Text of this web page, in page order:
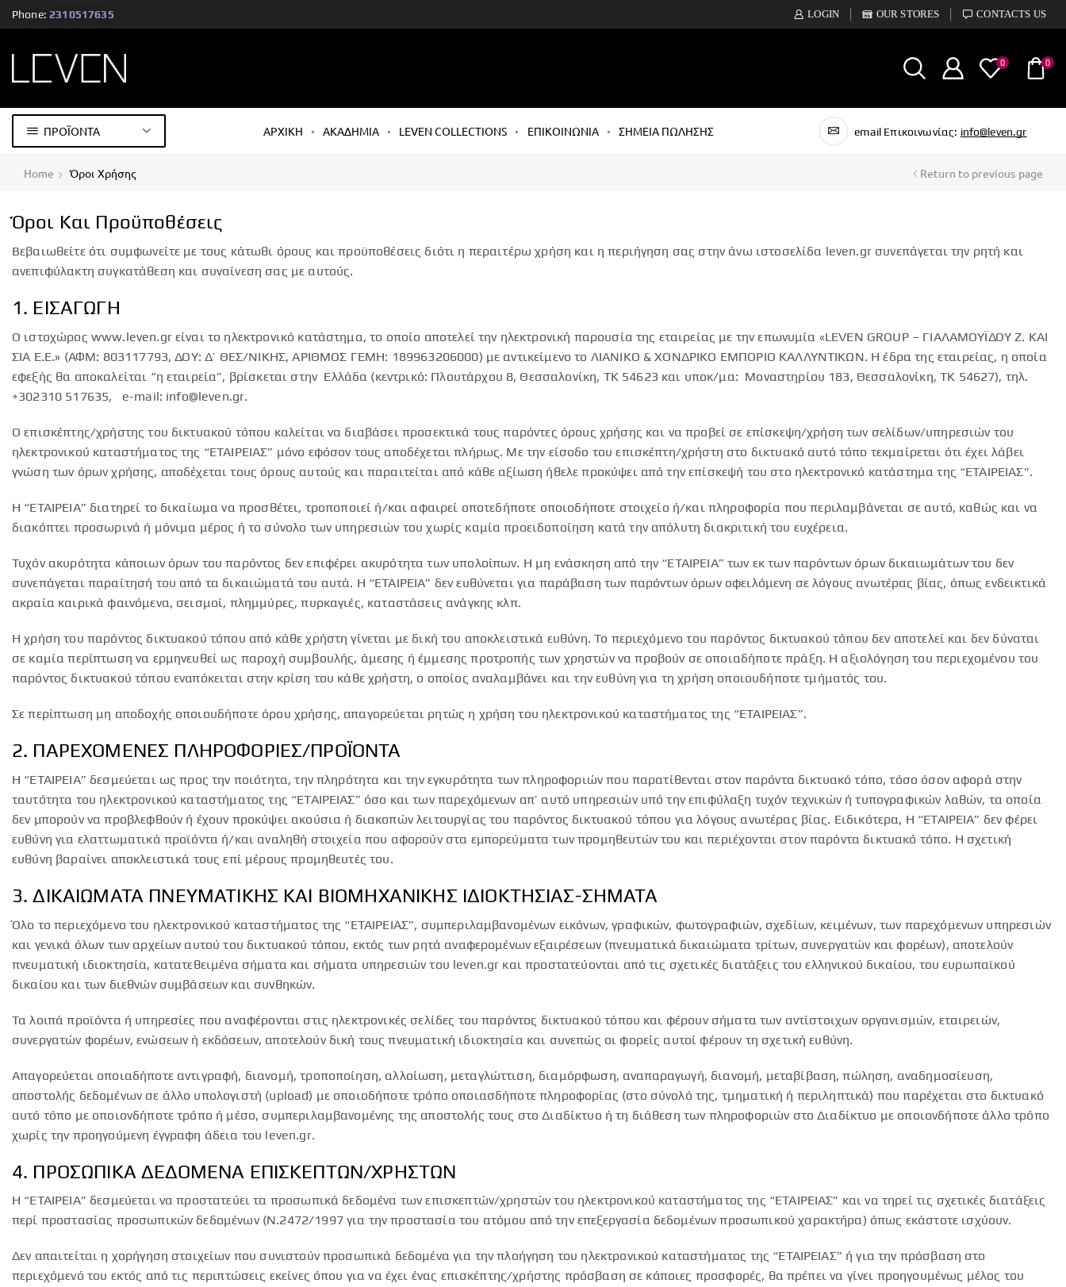
Phone: 2310517635 LOGIN OUR STORES CONTACTS US
0 0
ΠΡΟΪΟΝΤΑ ΑΡΧΙΚΗ ΑΚΑΔΗΜΙΑ LEVEN COLLECTIONS ΕΠΙΚΟΙΝΩΝΙΑ ΣΗΜΕΙΑ ΠΩΛΗΣΗΣ email Επικοινωνίας: info@leven.gr
Return to previous page
Home Όροι Χρήσης
Όροι Και Προϋποθέσεις
Βεβαιωθείτε ότι συμφωνείτε με τους κάτωθι όρους και προϋποθέσεις διότι η περαιτέρω χρήση και η περιήγηση σας στην άνω ιστοσελίδα leven.gr συνεπάγεται την ρητή και
ανεπιφύλακτη συγκατάθεση και συναίνεση σας με αυτούς.
1. ΕΙΣΑΓΩΓΗ
Ο ιστοχώρος www.leven.gr είναι το ηλεκτρονικό κατάστημα, το οποίο αποτελεί την ηλεκτρονική παρουσία της εταιρείας με την επωνυμία «LEVEN GROUP – ΓΙΑΛΑΜΟΥΪΔΟΥ Ζ. ΚΑΙ
ΣΙΑ Ε.Ε.» (ΑΦΜ: 803117793, ΔΟΥ: Δ’ ΘΕΣ/ΝΙΚΗΣ, ΑΡΙΘΜΟΣ ΓΕΜΗ: 189963206000) με αντικείμενο το ΛΙΑΝΙΚΟ & ΧΟΝΔΡΙΚΟ ΕΜΠΟΡΙΟ ΚΑΛΛΥΝΤΙΚΩΝ. Η έδρα της εταιρείας, η οποία
εφεξής θα αποκαλείται “η εταιρεία”, βρίσκεται στην Ελλάδα (κεντρικό: Πλουτάρχου 8, Θεσσαλονίκη, ΤΚ 54623 και υποκ/μα: Μοναστηρίου 183, Θεσσαλονίκη, ΤΚ 54627), τηλ.
+302310 517635,
e-mail: info@leven.gr.
Ο επισκέπτης/χρήστης του δικτυακού τόπου καλείται να διαβάσει προσεκτικά τους παρόντες όρους χρήσης και να προβεί σε επίσκεψη/χρήση των σελίδων/υπηρεσιών του
ηλεκτρονικού καταστήματος της “ΕΤΑΙΡΕΙΑΣ” μόνο εφόσον τους αποδέχεται πλήρως. Με την είσοδο του επισκέπτη/χρήστη στο δικτυακό αυτό τόπο τεκμαίρεται ότι έχει λάβει
γνώση των όρων χρήσης, αποδέχεται τους όρους αυτούς και παραιτείται από κάθε αξίωση ήθελε προκύψει από την επίσκεψή του στο ηλεκτρονικό κατάστημα της “ΕΤΑΙΡΕΙΑΣ”.
Η “ΕΤΑΙΡΕΙΑ” διατηρεί το δικαίωμα να προσθέτει, τροποποιεί ή/και αφαιρεί οποτεδήποτε οποιοδήποτε στοιχείο ή/και πληροφορία που περιλαμβάνεται σε αυτό, καθώς και να
διακόπτει προσωρινά ή μόνιμα μέρος ή το σύνολο των υπηρεσιών του χωρίς καμία προειδοποίηση κατά την απόλυτη διακριτική του ευχέρεια.
Τυχόν ακυρότητα κάποιων όρων του παρόντος δεν επιφέρει ακυρότητα των υπολοίπων. Η μη ενάσκηση από την “ΕΤΑΙΡΕΙΑ” των εκ των παρόντων όρων δικαιωμάτων του δεν
συνεπάγεται παραίτησή του από τα δικαιώματά του αυτά. Η “ΕΤΑΙΡΕΙΑ” δεν ευθύνεται για παράβαση των παρόντων όρων οφειλόμενη σε λόγους ανωτέρας βίας, όπως ενδεικτικά
ακραία καιρικά φαινόμενα, σεισμοί, πλημμύρες, πυρκαγιές, καταστάσεις ανάγκης κλπ.
Η χρήση του παρόντος δικτυακού τόπου από κάθε χρήστη γίνεται με δική του αποκλειστικά ευθύνη. Το περιεχόμενο του παρόντος δικτυακού τόπου δεν αποτελεί και δεν δύναται
σε καμία περίπτωση να ερμηνευθεί ως παροχή συμβουλής, άμεσης ή έμμεσης προτροπής των χρηστών να προβούν σε οποιαδήποτε πράξη. Η αξιολόγηση του περιεχομένου του
παρόντος δικτυακού τόπου εναπόκειται στην κρίση του κάθε χρήστη, ο οποίος αναλαμβάνει και την ευθύνη για τη χρήση οποιουδήποτε τμήματός του.
Σε περίπτωση μη αποδοχής οποιουδήποτε όρου χρήσης, απαγορεύεται ρητώς η χρήση του ηλεκτρονικού καταστήματος της “ΕΤΑΙΡΕΙΑΣ”.
2. ΠΑΡΕΧΟΜΕΝΕΣ ΠΛΗΡΟΦΟΡΙΕΣ/ΠΡΟΪΟΝΤΑ
Η “ΕΤΑΙΡΕΙΑ” δεσμεύεται ως προς την ποιότητα, την πληρότητα και την εγκυρότητα των πληροφοριών που παρατίθενται στον παρόντα δικτυακό τόπο, τόσο όσον αφορά στην
ταυτότητα του ηλεκτρονικού καταστήματος της “ΕΤΑΙΡΕΙΑΣ” όσο και των παρεχόμενων απ’ αυτό υπηρεσιών υπό την επιφύλαξη τυχόν τεχνικών ή τυπογραφικών λαθών, τα οποία
δεν μπορούν να προβλεφθούν ή έχουν προκύψει ακούσια ή διακοπών λειτουργίας του παρόντος δικτυακού τόπου για λόγους ανωτέρας βίας. Ειδικότερα, Η “ΕΤΑΙΡΕΙΑ” δεν φέρει
ευθύνη για ελαττωματικά προϊόντα ή/και αναληθή στοιχεία που αφορούν στα εμπορεύματα των προμηθευτών του και περιέχονται στον παρόντα δικτυακό τόπο. Η σχετική
ευθύνη βαραίνει αποκλειστικά τους επί μέρους προμηθευτές του.
3. ΔΙΚΑΙΩΜΑΤΑ ΠΝΕΥΜΑΤΙΚΗΣ ΚΑΙ ΒΙΟΜΗΧΑΝΙΚΗΣ ΙΔΙΟΚΤΗΣΙΑΣ-ΣΗΜΑΤΑ
Όλο το περιεχόμενο του ηλεκτρονικού καταστήματος της “ΕΤΑΙΡΕΙΑΣ”, συμπεριλαμβανομένων εικόνων, γραφικών, φωτογραφιών, σχεδίων, κειμένων, των παρεχόμενων υπηρεσιών
και γενικά όλων των αρχείων αυτού του δικτυακού τόπου, εκτός των ρητά αναφερομένων εξαιρέσεων (πνευματικά δικαιώματα τρίτων, συνεργατών και φορέων), αποτελούν
πνευματική ιδιοκτησία, κατατεθειμένα σήματα και σήματα υπηρεσιών του leven.gr και προστατεύονται από τις σχετικές διατάξεις του ελληνικού δικαίου, του ευρωπαϊκού
δικαίου και των διεθνών συμβάσεων και συνθηκών.
Τα λοιπά προϊόντα ή υπηρεσίες που αναφέρονται στις ηλεκτρονικές σελίδες του παρόντος δικτυακού τόπου και φέρουν σήματα των αντίστοιχων οργανισμών, εταιρειών,
συνεργατών φορέων, ενώσεων ή εκδόσεων, αποτελούν δική τους πνευματική ιδιοκτησία και συνεπώς οι φορείς αυτοί φέρουν τη σχετική ευθύνη.
Απαγορεύεται οποιαδήποτε αντιγραφή, διανομή, τροποποίηση, αλλοίωση, μεταγλώττιση, διαμόρφωση, αναπαραγωγή, διανομή, μεταβίβαση, πώληση, αναδημοσίευση,
αποστολής δεδομένων σε άλλο υπολογιστή (upload) με οποιοδήποτε τρόπο οποιασδήποτε πληροφορίας (στο σύνολό της, τμηματική ή περιληπτικά) που παρέχεται στο δικτυακό
αυτό τόπο με οποιονδήποτε τρόπο ή μέσο, συμπεριλαμβανομένης της αποστολής τους στο Διαδίκτυο ή τη διάθεση των πληροφοριών στο Διαδίκτυο με οποιονδήποτε άλλο τρόπο
χωρίς την προηγούμενη έγγραφη άδεια του leven.gr.
4. ΠΡΟΣΩΠΙΚΑ ΔΕΔΟΜΕΝΑ ΕΠΙΣΚΕΠΤΩΝ/ΧΡΗΣΤΩΝ
H “ΕΤΑΙΡΕΙΑ” δεσμεύεται να προστατεύει τα προσωπικά δεδομένα των επισκεπτών/χρηστών του ηλεκτρονικού καταστήματος της “ΕΤΑΙΡΕΙΑΣ” και να τηρεί τις σχετικές διατάξεις
περί προστασίας προσωπικών δεδομένων (Ν.2472/1997 για την προστασία του ατόμου από την επεξεργασία δεδομένων προσωπικού χαρακτήρα) όπως εκάστοτε ισχύουν.
Δεν απαιτείται η χορήγηση στοιχείων που συνιστούν προσωπικά δεδομένα για την πλοήγηση του ηλεκτρονικού καταστήματος της “ΕΤΑΙΡΕΙΑΣ” ή για την πρόσβαση στο
περιεχόμενό του εκτός από τις περιπτώσεις εκείνες όπου για να έχει ένας επισκέπτης/χρήστης πρόσβαση σε κάποιες προσφορές, θα πρέπει να γίνει προηγουμένως μέλος του